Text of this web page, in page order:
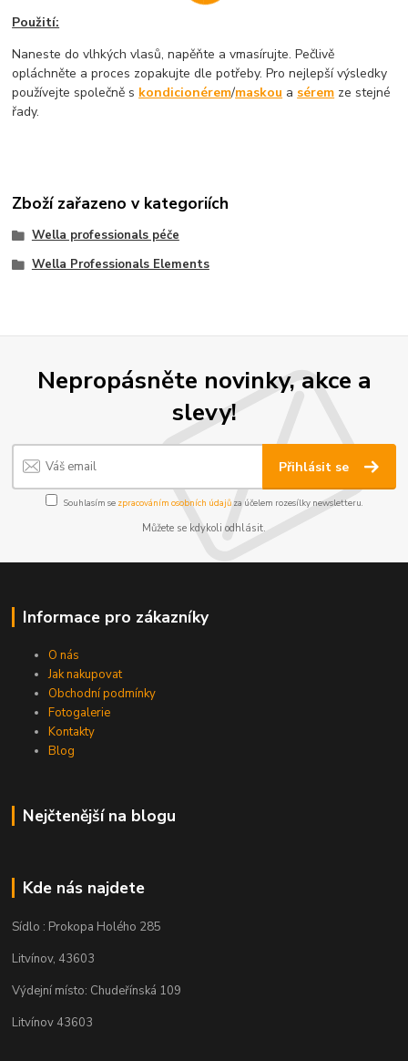
Použití:
Naneste do vlhkých vlasů, napěňte a vmasírujte. Pečlivě
opláchněte a proces zopakujte dle potřeby. Pro nejlepší výsledky
používejte společně s kondicionérem/maskou a sérem ze stejné
řady.
Zboží zařazeno v kategoriích
Wella professionals péče
Wella Professionals Elements
Nepropásněte novinky, akce a
slevy!
Přihlásit se
Souhlasím se zpracováním osobních údajůza účelem rozesílky newsletteru.
Můžete se kdykoli odhlásit.
Informace pro zákazníky
O nás
Jak nakupovat
Obchodní podmínky
Fotogalerie
Kontakty
Blog
Nejčtenější na blogu
Kde nás najdete
Sídlo : Prokopa Holého 285
Litvínov, 43603
Výdejní místo: Chudeřínská 109
Litvínov 43603